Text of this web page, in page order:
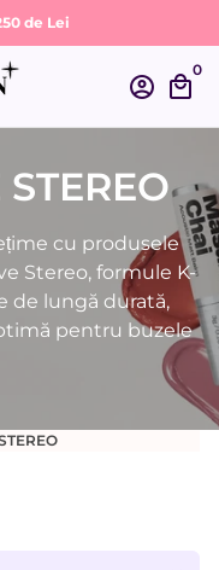
de Lei
account_circle local_mall
0
cu produsele
Stereo, formule K-
de lungă durată,
pentru buzele